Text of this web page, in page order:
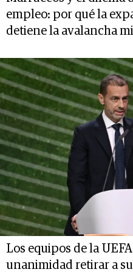
empleo: por qué la
detiene la avalancha
Los equipos de la
unanimidad retirar a